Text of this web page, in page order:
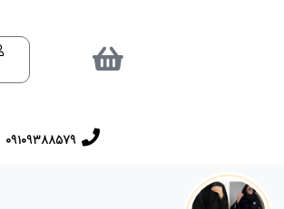
09109388579